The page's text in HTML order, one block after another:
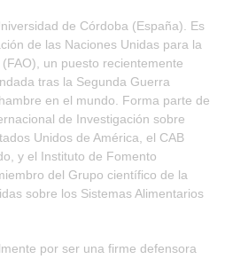
de Córdoba (España). Es
de las Naciones Unidas para la
un puesto recientemente
tras la Segunda Guerra
en el mundo. Forma parte de
de Investigación sobre
Unidos de América, el CAB
y el Instituto de Fomento
del Grupo científico de la
sobre los Sistemas Alimentarios
por ser una firme defensora